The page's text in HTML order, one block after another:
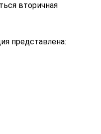
вторичная
представлена: